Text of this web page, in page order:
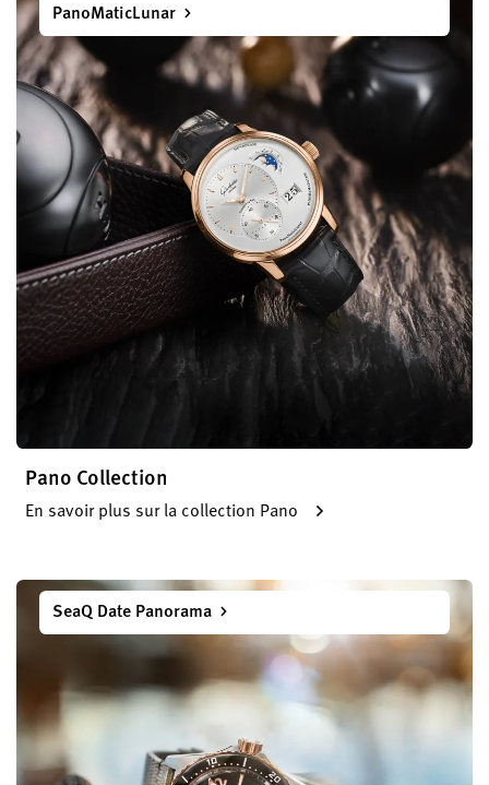
PanoMaticLunar
Pano Collection
En savoir plus sur la collection Pano
SeaQ Date Panorama